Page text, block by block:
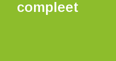
compleet